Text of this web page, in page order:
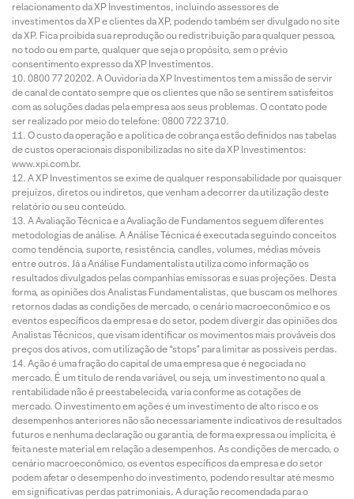
relacionamento da XP Investimentos, incluindo assessores de
investimentos da XP e clientes da XP, podendo também ser divulgado no site
da XP. Fica proibida sua reprodução ou redistribuição para qualquer pessoa,
no todo ou em parte, qualquer que seja o propósito, sem o prévio
consentimento expresso da XP Investimentos.
0800 77 20202. A Ouvidoria da XP Investimentos tem a missão de servir
de canal de contato sempre que os clientes que não se sentirem satisfeitos
com as soluções dadas pela empresa aos seus problemas. O contato pode
ser realizado por meio do telefone: 0800 722 3710.
O custo da operação e a política de cobrança estão definidos nas tabelas
de custos operacionais disponibilizadas no site da XP Investimentos:
www.xpi.com.br.
A XP Investimentos se exime de qualquer responsabilidade por quaisquer
prejuízos, diretos ou indiretos, que venham a decorrer da utilização deste
relatório ou seu conteúdo.
A Avaliação Técnica e a Avaliação de Fundamentos seguem diferentes
metodologias de análise. A Análise Técnica é executada seguindo conceitos
como tendência, suporte, resistência, candles, volumes, médias móveis
entre outros. Já a Análise Fundamentalista utiliza como informação os
resultados divulgados pelas companhias emissoras e suas projeções. Desta
forma, as opiniões dos Analistas Fundamentalistas, que buscam os melhores
retornos dadas as condições de mercado, o cenário macroeconômico e os
eventos específicos da empresa e do setor, podem divergir das opiniões dos
Analistas Técnicos, que visam identificar os movimentos mais prováveis dos
preços dos ativos, com utilização de “stops” para limitar as possíveis perdas.
Ação é uma fração do capital de uma empresa que é negociada no
mercado. É um título de renda variável, ou seja, um investimento no qual a
rentabilidade não é preestabelecida, varia conforme as cotações de
mercado. O investimento em ações é um investimento de alto risco e os
desempenhos anteriores não são necessariamente indicativos de resultados
futuros e nenhuma declaração ou garantia, de forma expressa ou implícita, é
feita neste material em relação a desempenhos. As condições de mercado, o
cenário macroeconômico, os eventos específicos da empresa e do setor
podem afetar o desempenho do investimento, podendo resultar até mesmo
em significativas perdas patrimoniais. A duração recomendada para o